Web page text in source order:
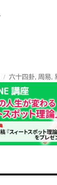
タ
グ
六十四卦, 周易,